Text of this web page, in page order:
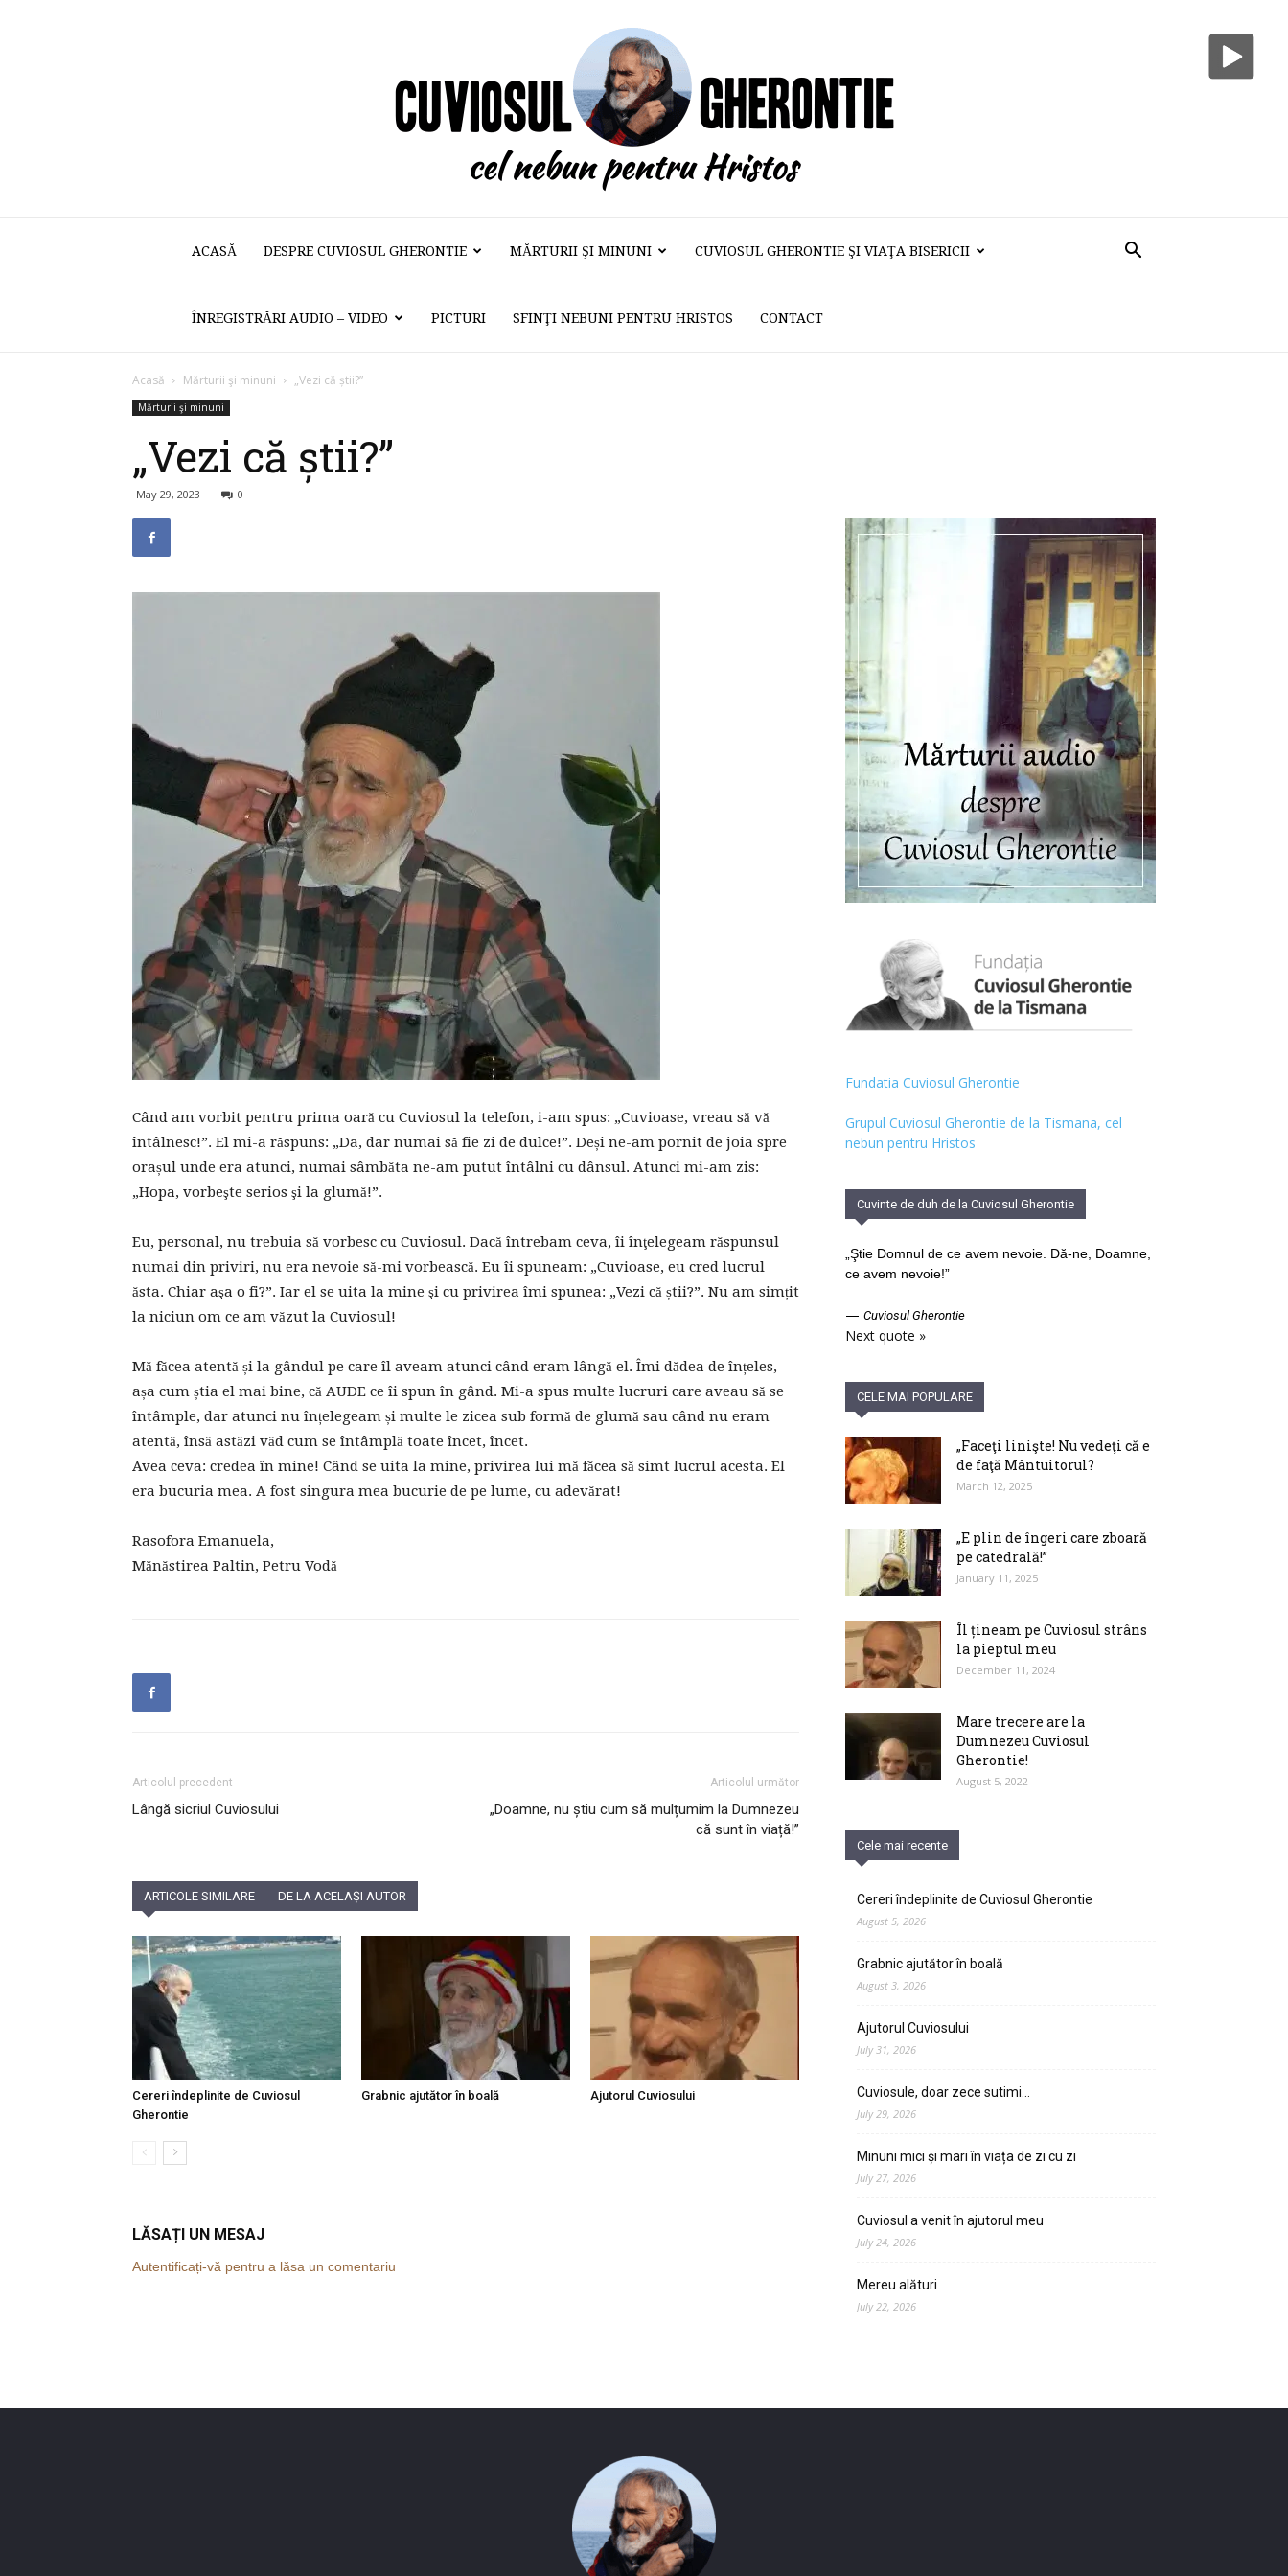
Cuviosul
Hristos
ACASĂ DESPRE CUVIOSUL GHERONTIE MĂRTURII ŞI MINUNI CUVIOSUL GHERONTIE ŞI VIAŢA BISERICII
ÎNREGISTRĂRI AUDIO – VIDEO PICTURI SFINŢI NEBUNI PENTRU HRISTOS CONTACT
Acasă Mărturii şi minuni „Vezi că știi?”
Mărturii şi minuni
„Vezi că știi?”
May 29, 2023 0
Când am vorbit pentru prima oară cu Cuviosul la telefon, i-am spus: „Cuvioase, vreau să vă
întâlnesc!”. El mi-a răspuns: „Da, dar numai să fie zi de dulce!”. Deși ne-am pornit de joia spre
orașul unde era atunci, numai sâmbăta ne-am putut întâlni cu dânsul. Atunci mi-am zis:
„Hopa, vorbeşte serios şi la glumă!”.
Eu, personal, nu trebuia să vorbesc cu Cuviosul. Dacă întrebam ceva, îi înţelegeam răspunsul
numai din priviri, nu era nevoie să-mi vorbească. Eu îi spuneam: „Cuvioase, eu cred lucrul
ăsta. Chiar aşa o fi?”. Iar el se uita la mine şi cu privirea îmi spunea: „Vezi că știi?”. Nu am simțit
la niciun om ce am văzut la Cuviosul!
Mă făcea atentă și la gândul pe care îl aveam atunci când eram lângă el. Îmi dădea de înțeles,
așa cum știa el mai bine, că AUDE ce îi spun în gând. Mi-a spus multe lucruri care aveau să se
întâmple, dar atunci nu înțelegeam și multe le zicea sub formă de glumă sau când nu eram
atentă, însă astăzi văd cum se întâmplă toate încet, încet.
Avea ceva: credea în mine! Când se uita la mine, privirea lui mă făcea să simt lucrul acesta. El
era bucuria mea. A fost singura mea bucurie de pe lume, cu adevărat!
Rasofora Emanuela,
Mănăstirea Paltin, Petru Vodă
Articolul precedent
Lângă sicriul Cuviosului
Articolul următor
„Doamne, nu știu cum să mulțumim la Dumnezeu
că sunt în viață!”
ARTICOLE SIMILARE DE LA ACELAȘI AUTOR
Cereri îndeplinite de Cuviosul
Gherontie
Grabnic ajutător în boală Ajutorul Cuviosului
LĂSAȚI UN MESAJ
Autentificați-vă pentru a lăsa un comentariu
Fundatia Cuviosul Gherontie
Grupul Cuviosul Gherontie de la Tismana, cel
nebun pentru Hristos
Cuvinte de duh de la Cuviosul Gherontie
„Ştie Domnul de ce avem nevoie. Dă-ne, Doamne,
ce avem nevoie!”
— Cuviosul Gherontie
Next quote »
CELE MAI POPULARE
„Faceţi linişte! Nu vedeţi că e
de faţă Mântuitorul?
March 12, 2025
„E plin de îngeri care zboară
pe catedrală!”
January 11, 2025
Îl țineam pe Cuviosul strâns
la pieptul meu
December 11, 2024
Mare trecere are la
Dumnezeu Cuviosul
Gherontie!
August 5, 2022
Cele mai recente
Cereri îndeplinite de Cuviosul Gherontie
August 5, 2026
Grabnic ajutător în boală
August 3, 2026
Ajutorul Cuviosului
July 31, 2026
Cuviosule, doar zece sutimi…
July 29, 2026
Minuni mici și mari în viața de zi cu zi
July 27, 2026
Cuviosul a venit în ajutorul meu
July 24, 2026
Mereu alături
July 22, 2026